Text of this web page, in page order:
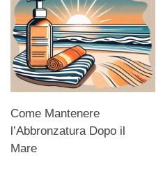
Come Mantenere
l’Abbronzatura Dopo il
Mare